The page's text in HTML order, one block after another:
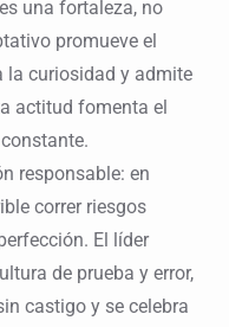
una fortaleza, no
promueve el
la curiosidad y admite
actitud fomenta el
responsable: en
correr riesgos
El líder
de prueba y error,
castigo y se celebra